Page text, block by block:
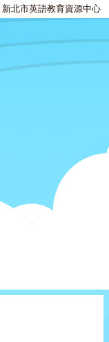
新北市英語教育資源中心